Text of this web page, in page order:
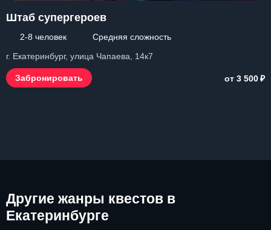
Штаб супергероев
2-8 человек
Средняя сложность
г. Екатеринбург, улица Чапаева, 14к7
Забронировать от 3 500₽
Другие жанры квестов в
Екатеринбурге